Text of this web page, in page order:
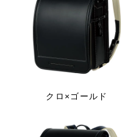
クロ×ゴールド